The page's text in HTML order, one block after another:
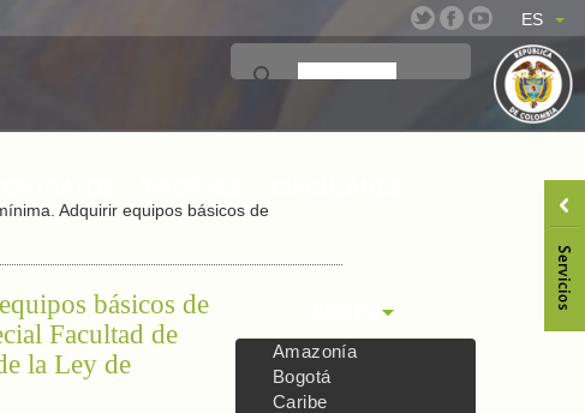
ES
Amazonía
Bogotá
Caribe
Adquirir equipos básicos de
básicos de
Facultad de
la Ley de